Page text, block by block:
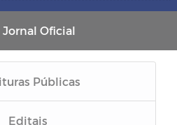
Jornal Oficial
Públicas
Editais